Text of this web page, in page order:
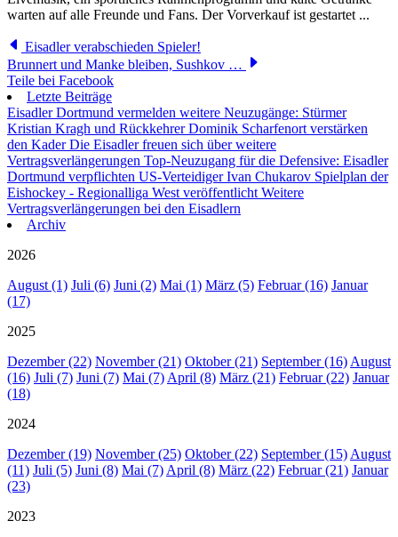
warten auf alle Freunde und Fans. Der Vorverkauf ist gestartet ...
Eisadler verabschieden Spieler!
Brunnert und Manke bleiben, Sushkov …
Teile bei Facebook
Letzte Beiträge
Eisadler Dortmund vermelden weitere Neuzugänge: Stürmer
Kristian Kragh und Rückkehrer Dominik Scharfenort verstärken
den KaderDie Eisadler freuen sich über weitere
Vertragsverlängerungen Top-Neuzugang für die Defensive: Eisadler
Dortmund verpflichten US-Verteidiger Ivan Chukarov Spielplan der
Eishockey - Regionalliga West veröffentlicht Weitere
Vertragsverlängerungen bei den Eisadlern
Archiv
2026
August (1) Juli (6) Juni (2) Mai (1) März (5) Februar (16) Januar
(17)
2025
Dezember (22) November (21) Oktober (21) September (16) August
(16) Juli (7) Juni (7) Mai (7) April (8) März (21) Februar (22) Januar
(18)
2024
Dezember (19) November (25) Oktober (22) September (15) August
(11) Juli (5) Juni (8) Mai (7) April (8) März (22) Februar (21) Januar
(23)
2023